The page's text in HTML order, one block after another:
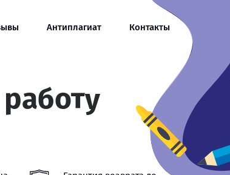
Антиплагиат Контакты